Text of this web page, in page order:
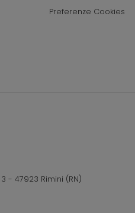
Preferenze Cookies
- 47923 Rimini (RN)